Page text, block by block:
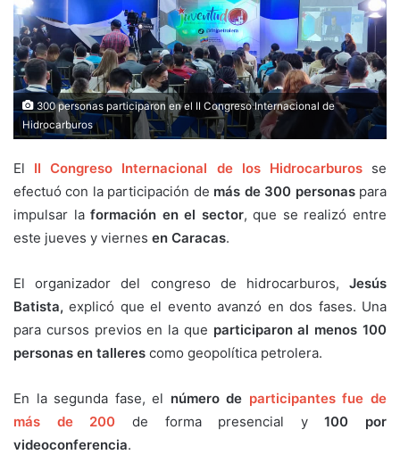
300 personas participaron en el II Congreso Internacional de
Hidrocarburos
El II Congreso Internacional de los Hidrocarburos se
efectuó con la participación de más de 300 personaspara
impulsar laformación en el sector, que se realizó entre
este jueves y viernes en Caracas.
El organizador del congreso de hidrocarburos, Jesús
Batista, explicó que el evento avanzó en dos fases. Una
para cursos previos en la que participaron al menos 100
personas en talleres como geopolítica petrolera.
En la segunda fase, el número de participantes fue de
más de 200 de forma presencial y100 por
videoconferencia.